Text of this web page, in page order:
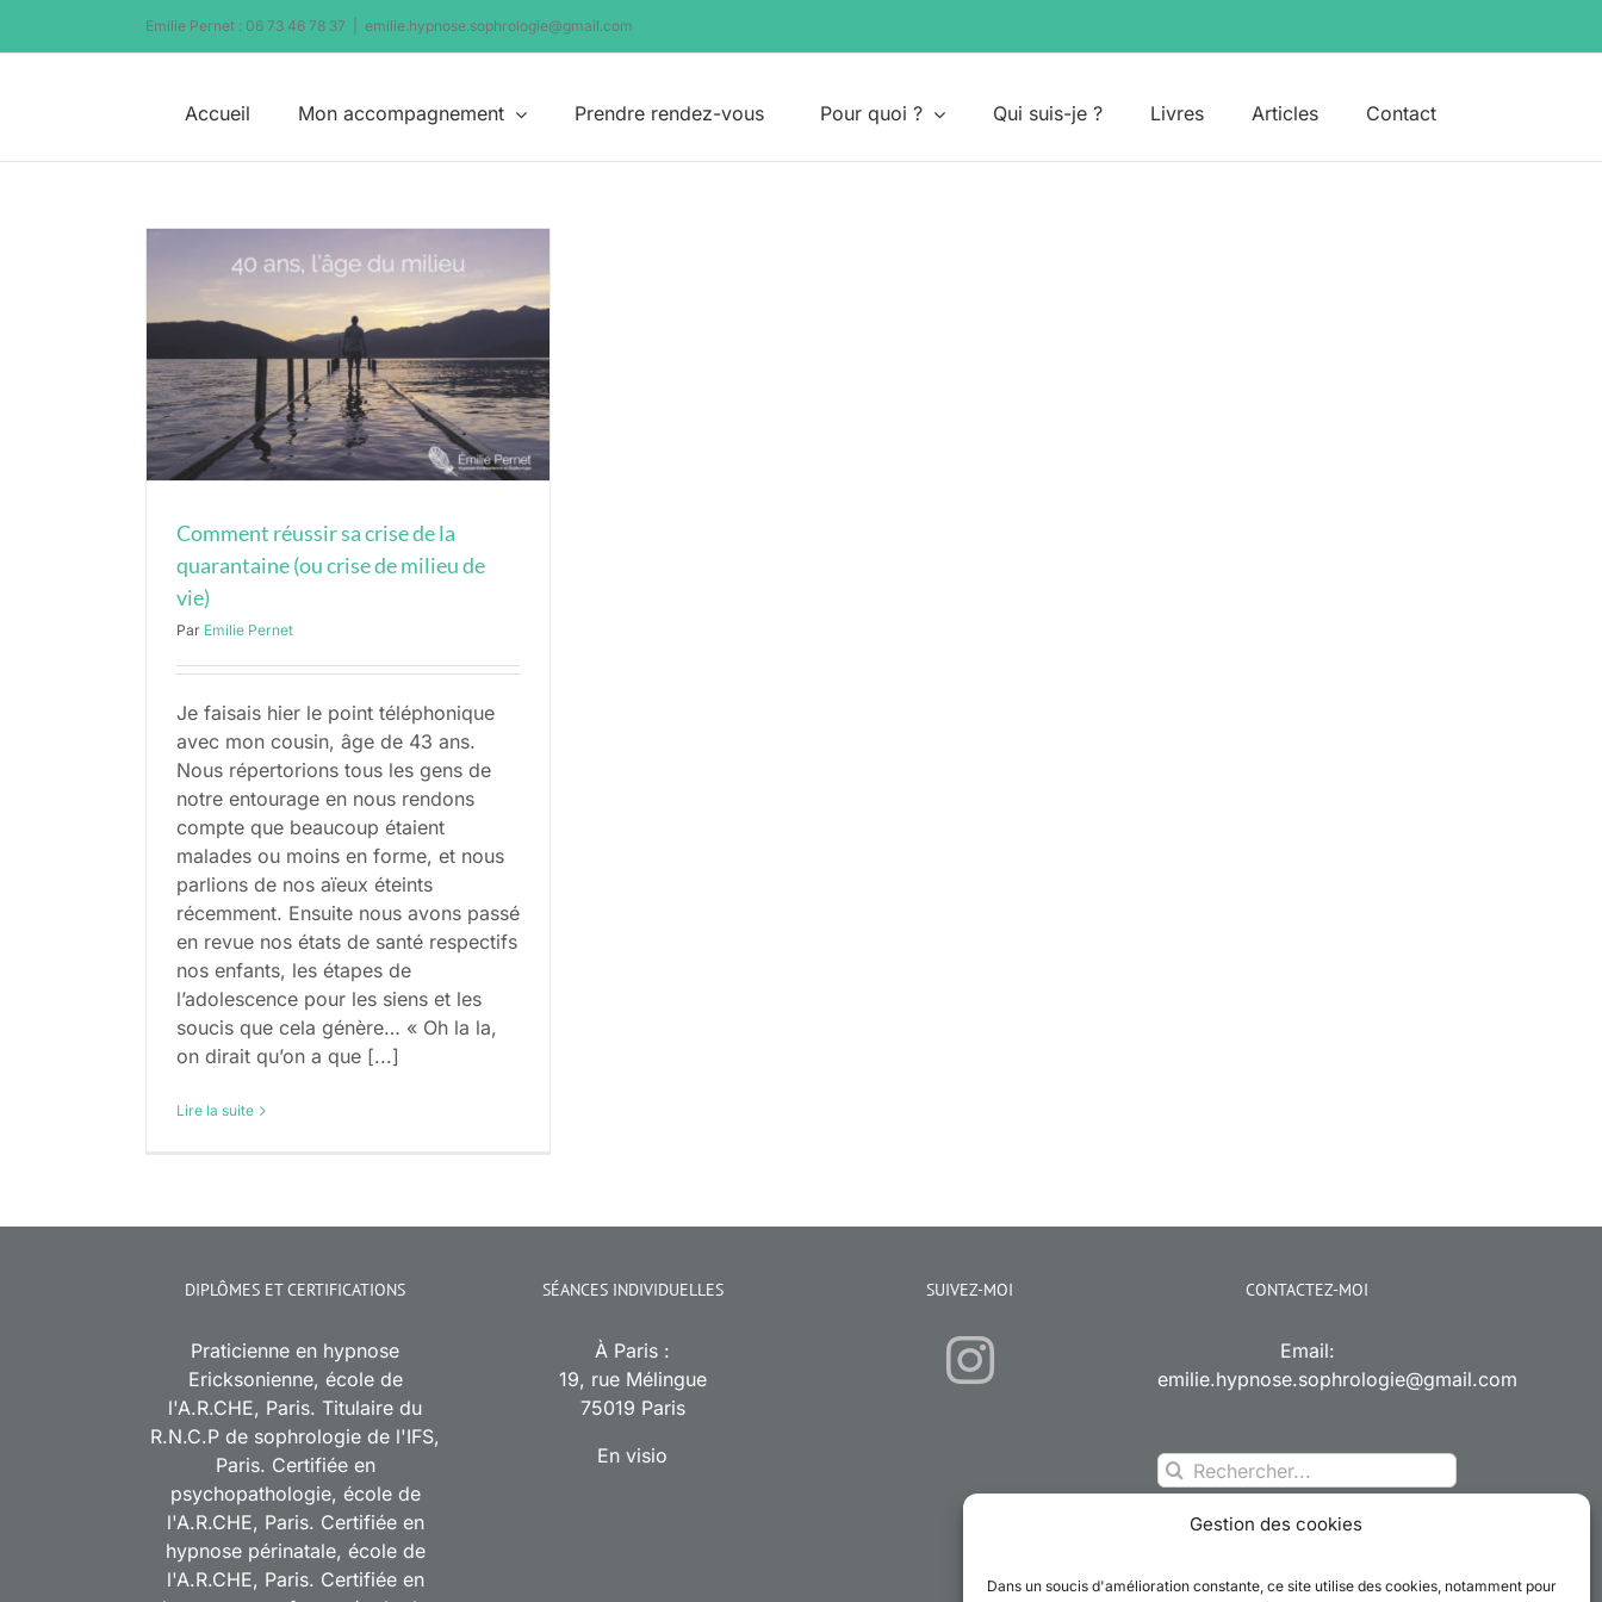
Gestion des cookies
Dans un soucis d'amélioration constante, ce site utilise des cookies, notamment pour
Emilie Pernet : 06 73 46 78 37 emilie.hypnose.sophrologie@gmail.com
Accueil Mon accompagnement Prendre rendez-vous Pour quoi ? Qui suis-je ? Livres Articles Contact
Comment réussir sa crise de la
quarantaine (ou crise de milieu de
vie)
Par Emilie Pernet
Je faisais hier le point téléphonique
avec mon cousin, âge de 43 ans.
Nous répertorions tous les gens de
notre entourage en nous rendons
compte que beaucoup étaient
malades ou moins en forme, et nous
parlions de nos aïeux éteints
récemment. Ensuite nous avons passé
en revue nos états de santé respectifs
nos enfants, les étapes de
l’adolescence pour les siens et les
soucis que cela génère… « Oh la la,
on dirait qu’on a que [...]
Lire la suite
DIPLÔMES ET CERTIFICATIONS
Praticienne en hypnose
Ericksonienne, école de
l'A.R.CHE, Paris. Titulaire du
R.N.C.P de sophrologie de l'IFS,
Paris. Certifiée en
psychopathologie, école de
l'A.R.CHE, Paris. Certifiée en
hypnose périnatale, école de
l'A.R.CHE, Paris. Certifiée en
SÉANCES INDIVIDUELLES
À Paris :
19, rue Mélingue
75019 Paris
En visio
SUIVEZ-MOI CONTACTEZ-MOI
Email:
emilie.hypnose.sophrologie@gmail.com
Rechercher: